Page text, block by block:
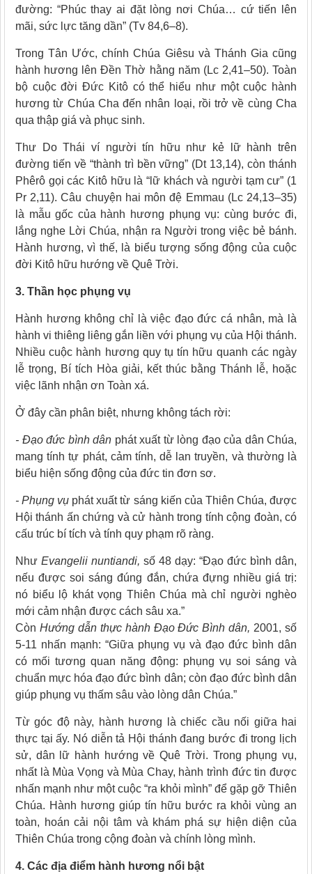
đường: “Phúc thay ai đặt lòng nơi Chúa… cứ tiến lên
mãi, sức lực tăng dần” (Tv 84,6–8).
Trong Tân Ước, chính Chúa Giêsu và Thánh Gia cũng
hành hương lên Đền Thờ hằng năm (Lc 2,41–50). Toàn
bộ cuộc đời Đức Kitô có thể hiểu như một cuộc hành
hương từ Chúa Cha đến nhân loại, rồi trở về cùng Cha
qua thập giá và phục sinh.
Thư Do Thái ví người tín hữu như kẻ lữ hành trên
đường tiến về “thành trì bền vững” (Dt 13,14), còn thánh
Phêrô gọi các Kitô hữu là “lữ khách và người tạm cư” (1
Pr 2,11). Câu chuyện hai môn đệ Emmau (Lc 24,13–35)
là mẫu gốc của hành hương phụng vụ: cùng bước đi,
lắng nghe Lời Chúa, nhận ra Người trong việc bẻ bánh.
Hành hương, vì thế, là biểu tượng sống động của cuộc
đời Kitô hữu hướng về Quê Trời.
3. Thần học phụng vụ
Hành hương không chỉ là việc đạo đức cá nhân, mà là
hành vi thiêng liêng gắn liền với phụng vụ của Hội thánh.
Nhiều cuộc hành hương quy tụ tín hữu quanh các ngày
lễ trọng, Bí tích Hòa giải, kết thúc bằng Thánh lễ, hoặc
việc lãnh nhận ơn Toàn xá.
Ở đây cần phân biệt, nhưng không tách rời:
- Đạo đức bình dân phát xuất từ lòng đạo của dân Chúa,
mang tính tự phát, cảm tính, dễ lan truyền, và thường là
biểu hiện sống động của đức tin đơn sơ.
- Phụng vụ phát xuất từ sáng kiến của Thiên Chúa, được
Hội thánh ấn chứng và cử hành trong tính cộng đoàn, có
cấu trúc bí tích và tính quy phạm rõ ràng.
Như Evangelii nuntiandi, số 48 dạy: “Đạo đức bình dân,
nếu được soi sáng đúng đắn, chứa đựng nhiều giá trị:
nó biểu lộ khát vọng Thiên Chúa mà chỉ người nghèo
mới cảm nhận được cách sâu xa.”
Còn Hướng dẫn thực hành Đạo Đức Bình dân, 2001, số
5-11 nhấn mạnh: “Giữa phụng vụ và đạo đức bình dân
có mối tương quan năng động: phụng vụ soi sáng và
chuẩn mực hóa đạo đức bình dân; còn đạo đức bình dân
giúp phụng vụ thấm sâu vào lòng dân Chúa.”
Từ góc độ này, hành hương là chiếc cầu nối giữa hai
thực tại ấy. Nó diễn tả Hội thánh đang bước đi trong lịch
sử, dân lữ hành hướng về Quê Trời. Trong phụng vụ,
nhất là Mùa Vọng và Mùa Chay, hành trình đức tin được
nhấn mạnh như một cuộc “ra khỏi mình” để gặp gỡ Thiên
Chúa. Hành hương giúp tín hữu bước ra khỏi vùng an
toàn, hoán cải nội tâm và khám phá sự hiện diện của
Thiên Chúa trong cộng đoàn và chính lòng mình.
4. Các địa điểm hành hương nổi bật